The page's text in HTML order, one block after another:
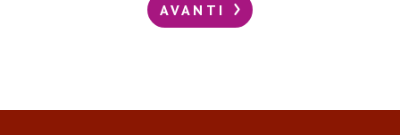
AVANTI